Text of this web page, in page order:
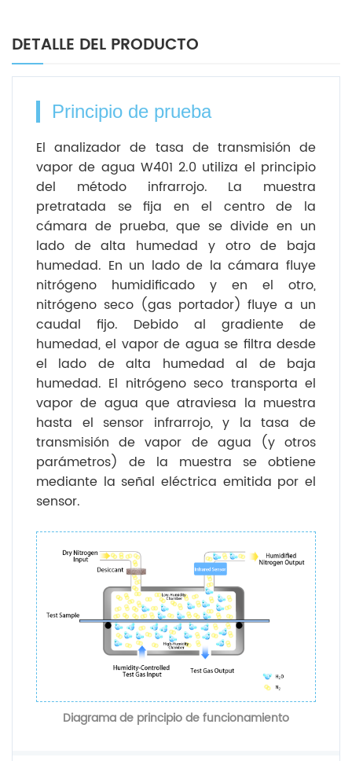
DETALLE DEL PRODUCTO
Principio de prueba
El analizador de tasa de transmisión de
vapor de agua W401 2.0 utiliza el principio
del método infrarrojo. La muestra
pretratada se fija en el centro de la
cámara de prueba, que se divide en un
lado de alta humedad y otro de baja
humedad. En un lado de la cámara fluye
nitrógeno humidificado y en el otro,
nitrógeno seco (gas portador) fluye a un
caudal fijo. Debido al gradiente de
humedad, el vapor de agua se filtra desde
el lado de alta humedad al de baja
humedad. El nitrógeno seco transporta el
vapor de agua que atraviesa la muestra
hasta el sensor infrarrojo, y la tasa de
transmisión de vapor de agua (y otros
parámetros) de la muestra se obtiene
mediante la señal eléctrica emitida por el
sensor.
Diagrama de principio de funcionamiento